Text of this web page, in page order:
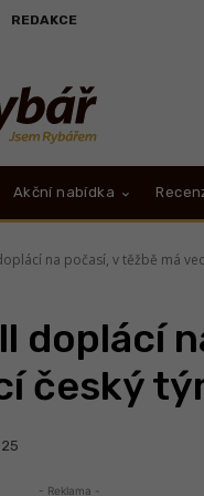
REDAKCE
Akční nabídka
na počasí, v těžbě má
doplácí
český
- Reklama -